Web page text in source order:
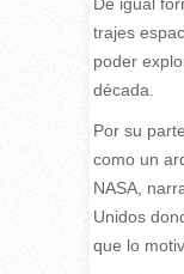
trajes
poder
década.
Por su
como un
NASA,
Unidos
que lo